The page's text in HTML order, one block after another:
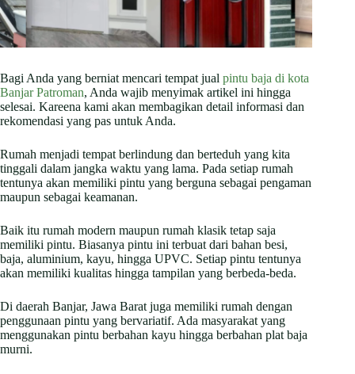
Bagi Anda yang berniat mencari tempat jual pintu baja di kota
Banjar Patroman, Anda wajib menyimak artikel ini hingga
selesai. Kareena kami akan membagikan detail informasi dan
rekomendasi yang pas untuk Anda.
Rumah menjadi tempat berlindung dan berteduh yang kita
tinggali dalam jangka waktu yang lama. Pada setiap rumah
tentunya akan memiliki pintu yang berguna sebagai pengaman
maupun sebagai keamanan.
Baik itu rumah modern maupun rumah klasik tetap saja
memiliki pintu. Biasanya pintu ini terbuat dari bahan besi,
baja, aluminium, kayu, hingga UPVC. Setiap pintu tentunya
akan memiliki kualitas hingga tampilan yang berbeda-beda.
Di daerah Banjar, Jawa Barat juga memiliki rumah dengan
penggunaan pintu yang bervariatif. Ada masyarakat yang
menggunakan pintu berbahan kayu hingga berbahan plat baja
murni.